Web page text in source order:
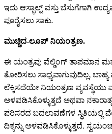
ಇದು ಆಸ್ಫಾಲ್ಟ್ ವಸ್ತು ಬೆಸುಗೆಗಾಗಿ
ಪೂರೈಸಲು ಸಾಕು.
ಮುಚ್ಚಿದ-ಲೂಪ್ ನಿಯಂತ್ರಣ.
ಈ ಯಂತ್ರವು ವೆಲ್ಡಿಂಗ್ ತಾಪಮಾನ
ತೋರಿಸಲು ಸಾಧ್ಯವಾಗುವುದಿಲ್ಲ,
ಲೆಕ್ಕಿಸದೆಯೇ ನಿಯಂತ್ರಣ ವ್ಯವಸ್ಥೆಯು
ಅಳವಡಿಸಿಕೊಳ್ಳುತ್ತದೆ ಅಥವಾ
ಪರಿಸರದ ಬದಲಾವಣೆಗಳ ಸ್ಥಿತಿಯಲ್ಲಿ
ದಿಕ್ಕನ್ನು ಅಳವಡಿಸಿಕೊಳ್ಳುತ್ತದೆ.